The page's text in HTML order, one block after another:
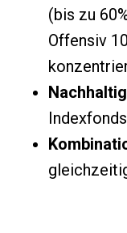
(bis zu
Offensiv